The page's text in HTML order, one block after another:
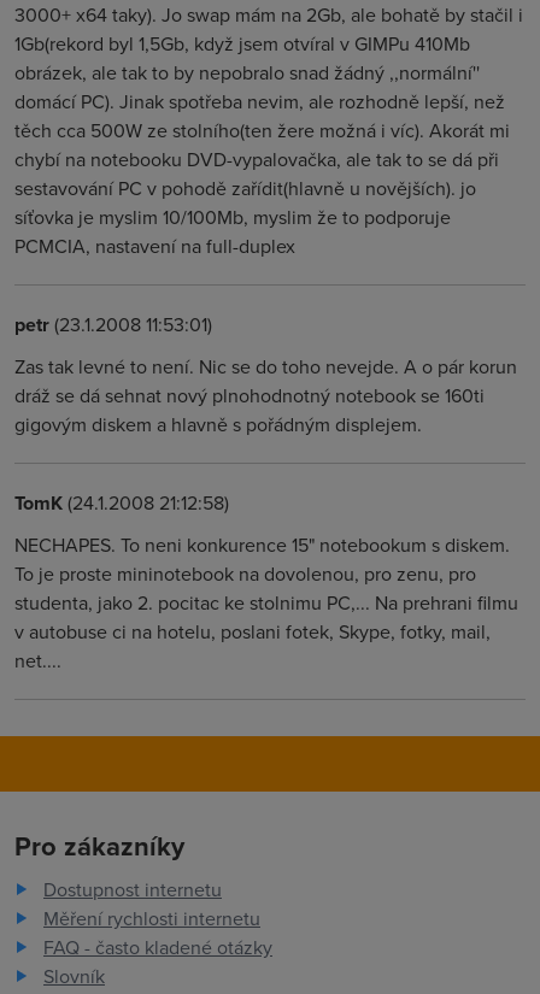
3000+ x64 taky). Jo swap mám na 2Gb, ale bohatě by stačil i
1Gb(rekord byl 1,5Gb, když jsem otvíral v GIMPu 410Mb
obrázek, ale tak to by nepobralo snad žádný ,,normální''
domácí PC). Jinak spotřeba nevim, ale rozhodně lepší, než
těch cca 500W ze stolního(ten žere možná i víc). Akorát mi
chybí na notebooku DVD-vypalovačka, ale tak to se dá při
sestavování PC v pohodě zařídit(hlavně u novějších). jo
síťovka je myslim 10/100Mb, myslim že to podporuje
PCMCIA, nastavení na full-duplex
petr(23.1.2008 11:53:01)
Zas tak levné to není. Nic se do toho nevejde. A o pár korun
dráž se dá sehnat nový plnohodnotný notebook se 160ti
gigovým diskem a hlavně s pořádným displejem.
TomK(24.1.2008 21:12:58)
NECHAPES. To neni konkurence 15" notebookum s diskem.
To je proste mininotebook na dovolenou, pro zenu, pro
studenta, jako 2. pocitac ke stolnimu PC,... Na prehrani filmu
v autobuse ci na hotelu, poslani fotek, Skype, fotky, mail,
net....
Pro zákazníky
Dostupnost internetu
Měření rychlosti internetu
FAQ - často kladené otázky
Slovník